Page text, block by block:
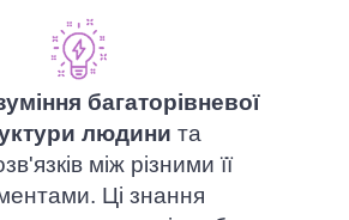
багаторівневої
людини та
між різними її
Ці знання